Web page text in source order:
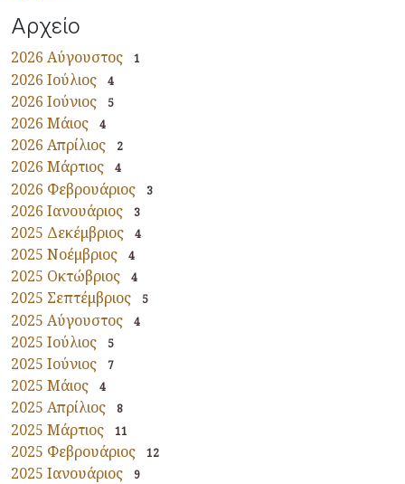
Αρχείο
2026 Αύγουστος 1
2026 Ιούλιος 4
2026 Ιούνιος 5
2026 Μάιος 4
2026 Απρίλιος 2
2026 Μάρτιος 4
2026 Φεβρουάριος 3
2026 Ιανουάριος 3
2025 Δεκέμβριος 4
2025 Νοέμβριος 4
2025 Οκτώβριος 4
2025 Σεπτέμβριος 5
2025 Αύγουστος 4
2025 Ιούλιος 5
2025 Ιούνιος 7
2025 Μάιος 4
2025 Απρίλιος 8
2025 Μάρτιος 11
2025 Φεβρουάριος 12
2025 Ιανουάριος 9